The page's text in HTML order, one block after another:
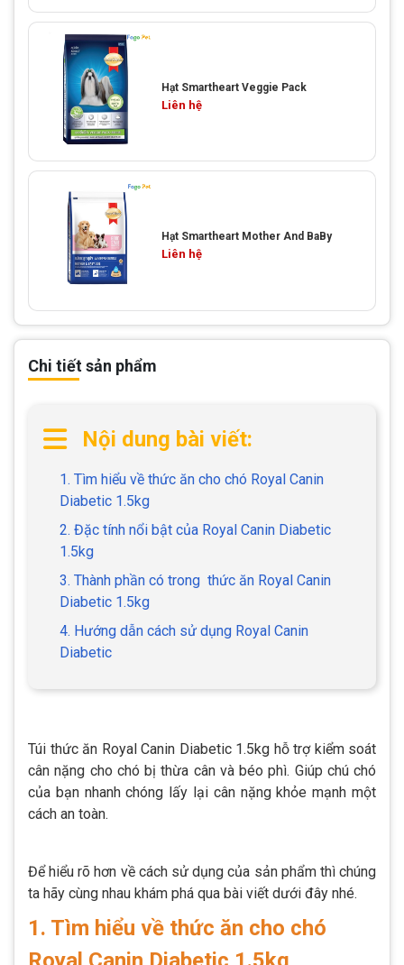
Chi tiết sản phẩm
Nội dung bài viết:
1. Tìm hiểu về thức ăn cho chó Royal Canin
Diabetic 1.5kg
2. Đặc tính nổi bật của Royal Canin Diabetic
1.5kg
3. Thành phần có trong thức ăn Royal Canin
Diabetic 1.5kg
4. Hướng dẫn cách sử dụng Royal Canin
Diabetic
Túi thức ăn Royal Canin Diabetic 1.5kg hỗ trợ kiểm soát
cân nặng cho chó bị thừa cân và béo phì. Giúp chú chó
của bạn nhanh chóng lấy lại cân nặng khỏe mạnh một
cách an toàn.
Để hiểu rõ hơn về cách sử dụng của sản phẩm thì chúng
ta hãy cùng nhau khám phá qua bài viết dưới đây nhé.
1. Tìm hiểu về thức ăn cho chó
Hạt Smartheart Veggie Pack
Liên hệ
Hạt Smartheart Mother And BaBy
Liên hệ